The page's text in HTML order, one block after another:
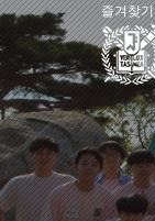
즐겨찾기